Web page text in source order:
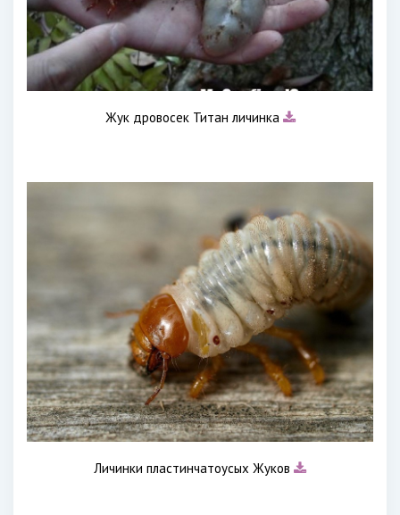
Жук дровосек Титан личинка
Личинки пластинчатоусых Жуков